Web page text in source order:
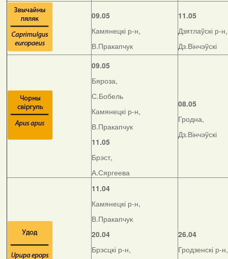
09.05
Камянецкі р-н,
В.Пракапчук
11.05
Дзятлаўскі р-н,
Дз.Вінчэўскі
09.05
Бяроза,
С.Бобель
Камянецкі р-н,
В.Пракапчук
11.05
Брэст,
А.Сяргеева
08.05
Гродна,
Дз.Вінчэўскі
11.04
Камянецкі р-н,
В.Пракапчук
20.04
Брэсцкі р-н,
26.04
Гродзенскі р-н,